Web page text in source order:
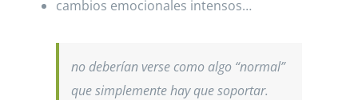
cambios emocionales intensos…
no deberían verse como algo “normal”
que simplemente hay que soportar.